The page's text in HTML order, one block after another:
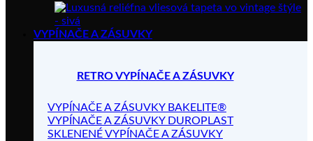
VYPÍNAČE A ZÁSUVKY
RETRO VYPÍNAČE A ZÁSUVKY
VYPÍNAČE A ZÁSUVKY BAKELITE®
VYPÍNAČE A ZÁSUVKY DUROPLAST
SKLENENÉ VYPÍNAČE A ZÁSUVKY